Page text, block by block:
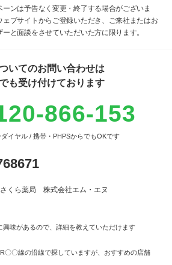
ンは予告なく変更・終了する場合がございま
ブサイトからご登録いただき、ご来社またはお
と面談をさせていただいた方に限ります。
いてのお問い合わせは
も受け付けております
866-153
イヤル / 携帯・PHPSからでもOKです
くら薬局 株式会社エム・エヌ
興味があるので、詳細を教えていただけます
〇〇線の沿線で探していますが、おすすめの店舗